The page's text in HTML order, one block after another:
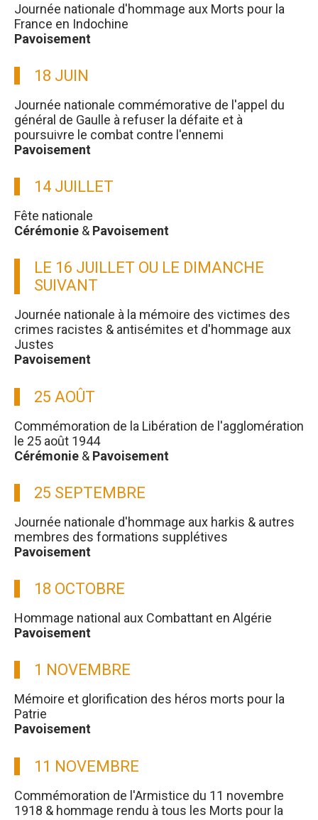
Journée nationale d'hommage aux Morts pour la
France en Indochine
Pavoisement
18 JUIN
Journée nationale commémorative de l'appel du
général de Gaulle à refuser la défaite et à
poursuivre le combat contre l'ennemi
Pavoisement
14 JUILLET
Fête nationale
Cérémonie & Pavoisement
LE 16 JUILLET OU LE DIMANCHE
SUIVANT
Journée nationale à la mémoire des victimes des
crimes racistes & antisémites et d'hommage aux
Justes
Pavoisement
25 AOÛT
Commémoration de la Libération de l'agglomération
le 25 août 1944
Cérémonie & Pavoisement
25 SEPTEMBRE
Journée nationale d'hommage aux harkis & autres
membres des formations supplétives
Pavoisement
18 OCTOBRE
Hommage national aux Combattant en Algérie
Pavoisement
1 NOVEMBRE
Mémoire et glorification des héros morts pour la
Patrie
Pavoisement
11 NOVEMBRE
Commémoration de l'Armistice du 11 novembre
1918 & hommage rendu à tous les Morts pour la